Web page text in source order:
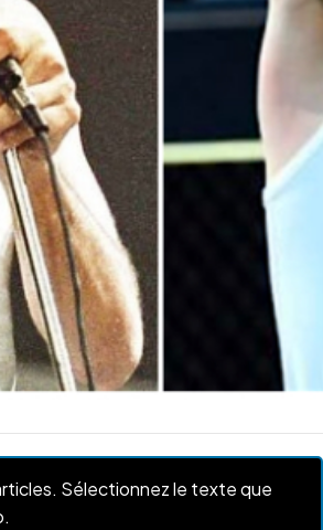
Sélectionnez le texte que